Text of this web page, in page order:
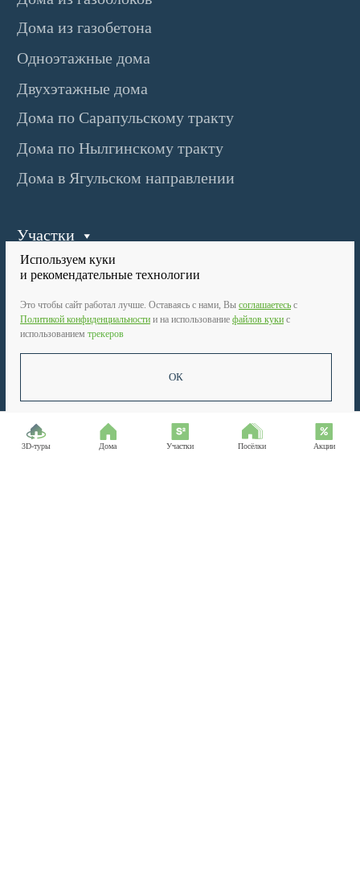
3D-туры Дома Участки Посёлки Акции
Используем куки
и рекомендательные технологии
Это чтобы сайт работал лучше. Оставаясь с нами, Вы соглашаетесь c
Политикой конфиденциальности и на использование файлов куки с
использованием трекеров
ОК